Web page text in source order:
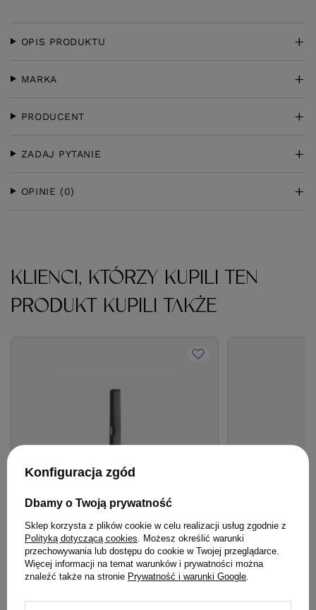
OPIS PRODUKTU
MARKA
PRODUCENT
ZADAJ PYTANIE
OPINIE (0)
KLIENCI, KTÓRZY KUPILI TEN
PRODUKT KUPILI TAKŻE
BESTSELLER
Grzebień Jaguar A500 antystatyczny do
strzyżenia 7.25 cala 18.4 cm
BESTSELLER
Odżywka WS
Paczula Wonna
spłukiwania 150
Konfiguracja zgód
Dbamy o Twoją prywatność
Sklep korzysta z plików cookie w celu realizacji usług zgodnie z
Polityką dotyczącą cookies . Możesz określić warunki
przechowywania lub dostępu do cookie w Twojej przeglądarce.
Więcej informacji na temat warunków i prywatności można
znaleźć także na stronie Prywatność i warunki Google